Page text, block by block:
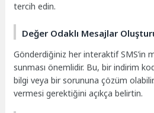
tercih edin.
Değer Odaklı Mesajlar
Gönderdiğiniz her interaktif SMS’in
sunması önemlidir. Bu, bir indirim
bilgi veya bir sorununa çözüm
vermesi gerektiğini açıkça belirtin.